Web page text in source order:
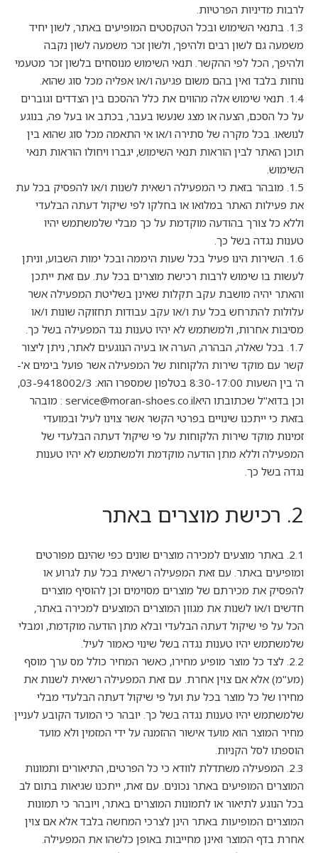
לרבות מדיניות הפרטיות.
1.3. בתנאי השימוש ובכל הטקסטים המופיעים באתר, לשון יחיד
משמעה גם לשון רבים ולהיפך, ולשון זכר משמעה לשון נקבה
ולהיפך, הכל לפי ההקשר. תנאי השימוש מנוסחים בלשון זכר מטעמי
נוחות בלבד ואין בהם משום פגיעה ו/או אפליה מכל סוג שהוא.
1.4. תנאי שימוש אלה מהווים את כלל ההסכם בין הצדדים וגוברים
על כל הסכם, הצעה או מצג שנעשו בעבר, בכתב או בעל פה, בנוגע
לנושאו. בכל מקרה של סתירה ו/או אי התאמה מכל סוג שהוא בין
תוכן האתר לבין הוראות תנאי השימוש, יגברו ויחולו הוראות תנאי
השימוש.
1.5. מובהר בזאת כי המפעילה רשאית לשנות ו/או להפסיק בכל עת
את פעילות האתר במלואו או בחלקו לפי שיקול דעתה הבלעדי
וללא כל צורך בהודעה מוקדמת על כך מבלי שלמשתמש יהיו
טענות נגדה בשל כך.
1.6. השירות הינו פעיל בכל שעות היממה ובכל ימות השבוע, וניתן
לעשות בו שימוש לרבות רכישת מוצרים בכל עת. עם זאת ייתכן
והאתר יהיה מושבת עקב תקלות שאינן בשליטת המפעילה אשר
עלולות להתרחש בכל עת ו/או עקב עבודות תחזוקה שונות ו/או
מסיבות אחרות, ולמשתמש לא יהיו טענות נגד המפעילה בשל כך.
1.7. בכל שאלה, הבהרה, הערה או בעיה הנוגעים לאתר, ניתן ליצור
קשר עם מוקד שירות הלקוחות של המפעילה אשר פועל בימים א'-
ה' בין השעות 8:30-17:00 בטלפון שמספרו הוא: 03-9418002/3,
וכן בדוא"ל שכתובתו היאservice@moran-shoes.co.il : מובהר
בזאת כי ייתכנו שינויים בפרטי הקשר אשר צוינו לעיל ובמועדי
זמינות מוקד שירות הלקוחות על פי שיקול דעתה הבלעדי של
המפעילה וללא מתן הודעה מוקדמת ולמשתמש לא יהיו טענות
נגדה בשל כך.
2. רכישת מוצרים באתר
2.1. באתר מוצעים למכירה מוצרים שונים כפי שהינם מפורטים
ומופיעים באתר. עם זאת המפעילה רשאית בכל עת לגרוע או
להפסיק את מכירתם של מוצרים מסוימים וכן להוסיף מוצרים
חדשים ו/או לשנות את מגוון המוצרים המוצעים למכירה באתר,
הכל על פי שיקול דעתה הבלעדי ובלא מתן הודעה מוקדמת, ומבלי
שלמשתמש יהיו טענות נגדה בשל שינוי כאמור לעיל.
2.2. לצד כל מוצר מופיע מחירו, כאשר המחיר כולל מס ערך מוסף
(מע"מ) אלא אם צוין אחרת. עם זאת המפעילה רשאית לשנות את
מחירו של כל מוצר בכל עת ועל פי שיקול דעתה הבלעדי מבלי
שלמשתמש יהיו טענות נגדה בשל כך. יובהר כי המועד הקובע לעניין
מחיר המוצר הוא מועד אישור ההזמנה על ידי המזמין ולא מועד
הוספתו לסל הקניות.
2.3. המפעילה משתדלת לוודא כי כל הפרטים, התיאורים ותמונות
המוצרים המופיעים באתר נכונים. עם זאת, ייתכנו שגיאות בתום לב
בכל הנוגע לתיאור או לתמונות המוצרים באתר, ויובהר כי תמונות
המוצרים המופיעות באתר הינן לצרכי המחשה בלבד אלא אם צוין
אחרת בדף המוצר ואינן מחייבות באופן כלשהו את המפעילה.